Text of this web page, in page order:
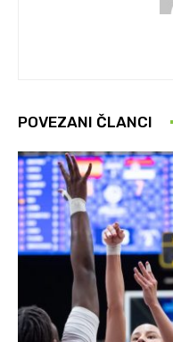
POVEZANI ČLANCI